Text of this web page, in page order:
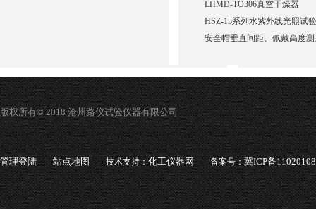
LHMD-TO306真空干燥器
HSZ-15系列水紫外线光照试
安全帽垂直间距、佩戴高度
版权所有© 2018 沧州路仪试验仪器有限公司
管理登陆 站点地图 技术支持：化工仪器网 备案号：冀ICP备